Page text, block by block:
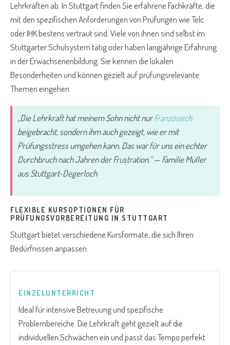
Lehrkräften ab. In Stuttgart finden Sie erfahrene Fachkräfte, die
mit den spezifischen Anforderungen von Prüfungen wie Telc
oder IHK bestens vertraut sind. Viele von ihnen sind selbst im
Stuttgarter Schulsystem tätig oder haben langjährige Erfahrung
in der Erwachsenenbildung. Sie kennen die lokalen
Besonderheiten und können gezielt auf prüfungsrelevante
Themen eingehen.
„Die Lehrkraft hat meinem Sohn nicht nurFranzösisch
beigebracht, sondern ihm auch gezeigt, wie er mit
Prüfungsstress umgehen kann. Das war für uns ein echter
Durchbruch nach Jahren der Frustration.“ — Familie Müller
aus Stuttgart-Degerloch
FLEXIBLE KURSOPTIONEN FÜR
PRÜFUNGSVORBEREITUNG IN STUTTGART
Stuttgart bietet verschiedene Kursformate, die sich Ihren
Bedürfnissen anpassen:
EINZELUNTERRICHT
Ideal für intensive Betreuung und spezifische
Problembereiche. Die Lehrkraft geht gezielt auf die
individuellen Schwächen ein und passt das Tempo perfekt